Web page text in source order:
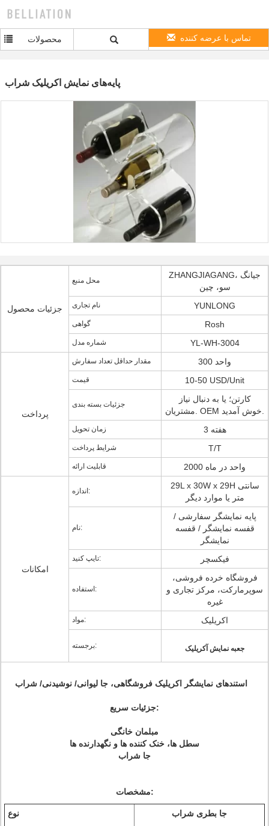
محصولات تماس با عرضه کننده
پایه‌های نمایش اکریلیک شراب
جزئیات محصول
محل منبع
ZHANGJIAGANG، جیانگ
سو، چین
نام تجاری YUNLONG
گواهی Rosh
شماره مدل YL-WH-3004
پرداخت
مقدار حداقل تعداد سفارش 300 واحد
قیمت 10-50 USD/Unit
جزئیات بسته بندی
کارتن؛ یا به دنبال نیاز
زمان تحویل 3 هفته
شرایط پرداخت T/T
قابلیت ارائه 2000 واحد در ماه
امکانات
اندازه:
29L x 30W x 29H سانتی
متر یا موارد دیگر
نام:
پایه نمایشگر سفارشی /
قفسه نمایشگر / قفسه
نمایشگر
تایپ کنید: فیکسچر
استفاده:
فروشگاه خرده فروشی،
سوپرمارکت، مرکز تجاری و
غیره
مواد: اکریلیک
برجسته: جعبه نمایش آکریلیک
استندهای نمایشگر اکریلیک فروشگاهی، جا لیوانی/ نوشیدنی/ شراب
جزئیات سریع:
مبلمان خانگی
سطل ها، خنک کننده ها و نگهدارنده ها
جا شراب
مشخصات:
نوع جا بطری شراب